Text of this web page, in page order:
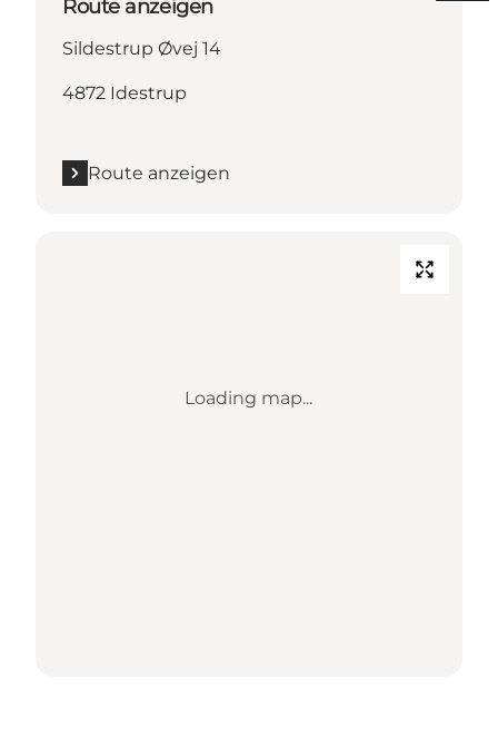
Route anzeigen
Sildestrup Øvej 14
4872 Idestrup
Route anzeigen
Loading map...